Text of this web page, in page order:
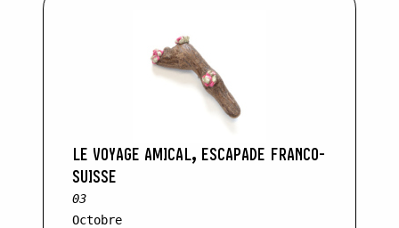
LE VOYAGE AMICAL, ESCAPADE FRANCO-
SUISSE
03
Octobre